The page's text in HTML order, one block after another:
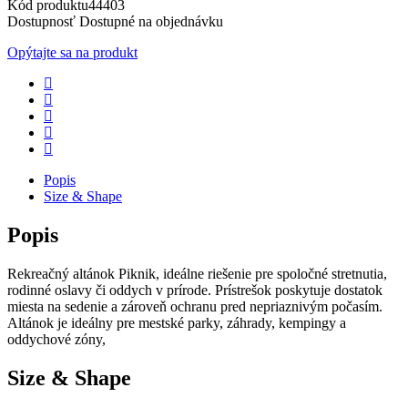
Kód produktu44403
Dostupnosť Dostupné na objednávku
Opýtajte sa na produkt
Popis
Size & Shape
Popis
Rekreačný altánok Piknik, ideálne riešenie pre spoločné stretnutia,
rodinné oslavy či oddych v prírode. Prístrešok poskytuje dostatok
miesta na sedenie a zároveň ochranu pred nepriaznivým počasím.
Altánok je ideálny pre mestské parky, záhrady, kempingy a
oddychové zóny,
Size & Shape